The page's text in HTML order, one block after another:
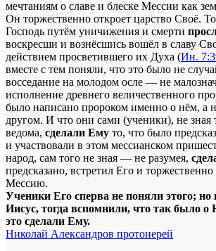
мечтаниям о славе и блеске Мессии как
Он торжественно откроет царство Своё.
Господь путём уничижения и смерти
воскресши и вознёсшись вошёл в славу
действием просветившего их Духа (Ин.
вместе с тем поняли, что это было не
восседание на молодом осле — не
исполнение древнего величественного
было написано пророком именно о нём, а
другом. И что они сами (ученики), не зная
ведома, сделали Ему то, что было
и участвовали в этом мессианском
народ, сам того не зная — не разумея,
предсказано, встретил Его и
Мессию.
Ученики Его сперва не поняли этого; но
Иисус, тогда вспомнили, что так было о
это сделали Ему.
Николай Александров протоиерей